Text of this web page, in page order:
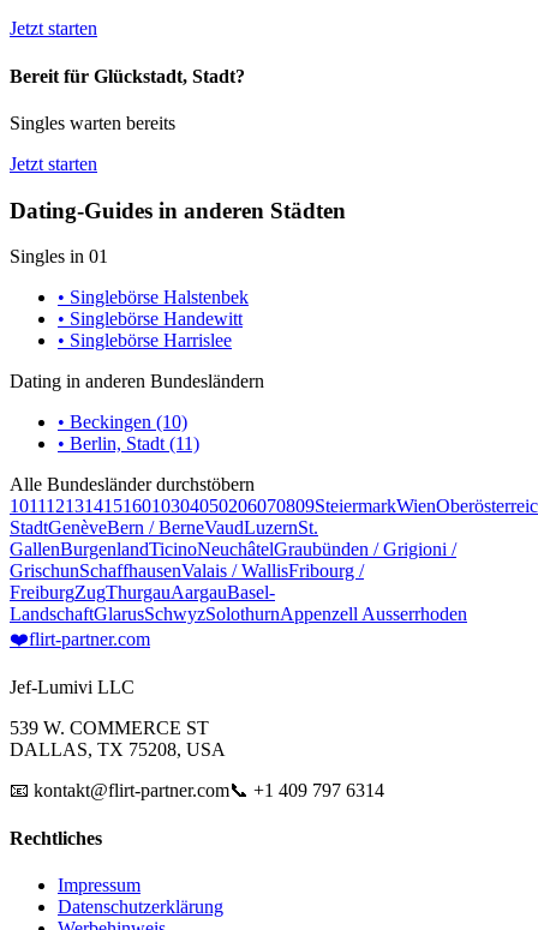
Jetzt starten
Bereit für Glückstadt, Stadt?
Singles warten bereits
Jetzt starten
Dating-Guides in anderen Städten
Singles in 01
• Singlebörse Halstenbek
• Singlebörse Handewitt
• Singlebörse Harrislee
Dating in anderen Bundesländern
• Beckingen (10)
• Berlin, Stadt (11)
Alle Bundesländer durchstöbern
10111213141516010304050206070809SteiermarkWien
StadtGenèveBern / BerneVaudLuzernSt.
GallenBurgenlandTicinoNeuchâtelGraubünden / Grigioni /
GrischunSchaffhausenValais / WallisFribourg /
FreiburgZugThurgauAargauBasel-
LandschaftGlarusSchwyzSolothurnAppenzell Ausserrhoden
❤️flirt-partner.com
Jef-Lumivi LLC
539 W. COMMERCE ST
DALLAS, TX 75208, USA
📧 kontakt@flirt-partner.com📞 +1 409 797 6314
Rechtliches
Impressum
Datenschutzerklärung